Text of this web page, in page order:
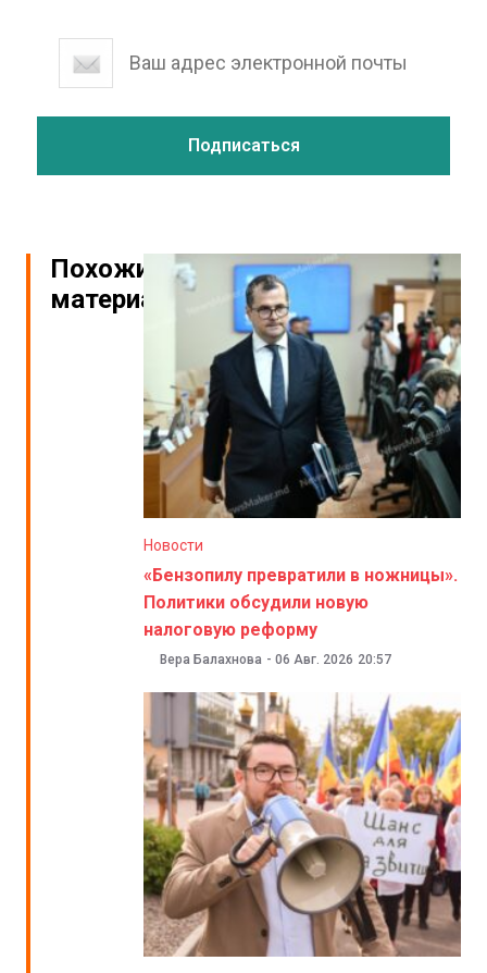
Похожие
материалы
Новости
«Бензопилу превратили в ножницы».
Политики обсудили новую
налоговую реформу
Вера Балахнова - 06 Авг. 2026 20:57